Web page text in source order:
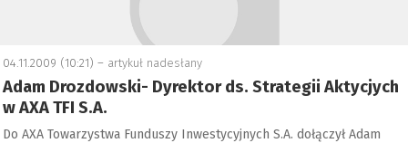
04.11.2009 (10:21) – artykuł nadesłany
Adam Drozdowski- Dyrektor ds. Strategii Aktycjych
w AXA TFI S.A.
Do AXA Towarzystwa Funduszy Inwestycyjnych S.A. dołączył Adam